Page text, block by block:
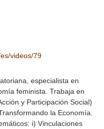
videos/79
especialista en
feminista. Trabaja en
y Participación Social)
la Economía.
i) Vinculaciones